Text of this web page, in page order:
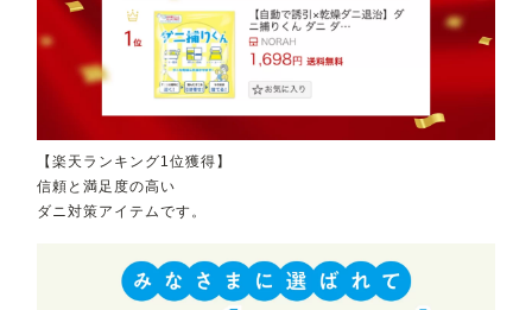
【楽天ランキング1位獲得】
信頼と満足度の高い
ダニ対策アイテムです。